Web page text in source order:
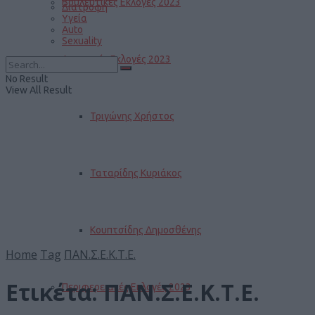
Δημοτικές Εκλογές 2023
Τριγώνης Χρήστος
Ταταρίδης Κυριάκος
Κουπτσίδης Δημοσθένης
Περιφερειακές Εκλογές 2023
Διατροφή
Υγεία
Auto
Sexuality
No Result
View All Result
Home Tag ΠΑΝ.Σ.Ε.Κ.Τ.Ε.
Ετικέτα:ΠΑΝ.Σ.Ε.Κ.Τ.Ε.